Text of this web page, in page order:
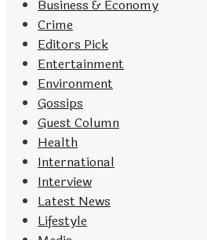
Business & Economy
Crime
Editors Pick
Entertainment
Environment
Gossips
Guest Column
Health
International
Interview
Latest News
Lifestyle